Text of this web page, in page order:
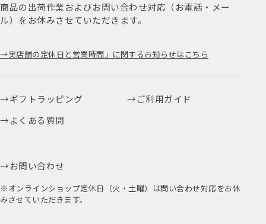
商品の出荷作業およびお問い合わせ対応（お電話・メー
ル）をお休みさせていただきます。
実店舗の定休日と営業時間」に関するお知らせはこちら
ギフトラッピング
ご利用ガイド
よくある質問
お問い合わせ
※オンラインショップ定休日（火・土曜）は問い合わせ対応をお休
みさせていただきます。